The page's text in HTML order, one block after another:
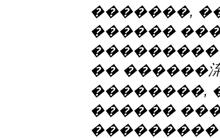
�������,
������
�� ������
��������,
������